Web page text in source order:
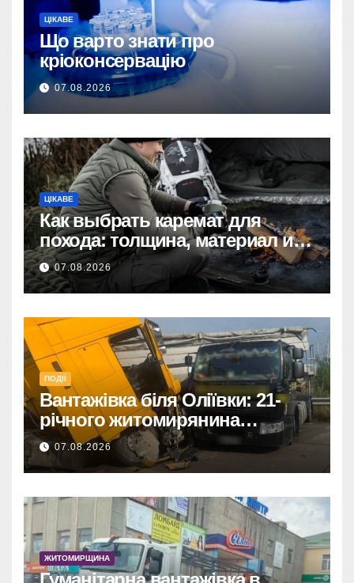
ЦІКАВЕ
Що варто знати про
кріоконсервацію
07.08.2026
ЦІКАВЕ
Как выбрать каремат для
похода: толщина, материал и
размер
07.08.2026
ПОДІЇ
Вантажівка біля Оліївки: 21-
річного житомирянина
травмовано
07.08.2026
ЖИТОМИРЩИНА